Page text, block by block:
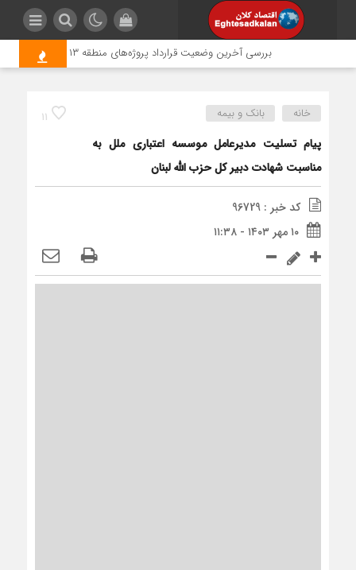
بررسی آخرین وضعیت قرارداد پروژه‌های منطقه ۱۳ بومی‌سازی شفت درایو ۵متری فایبرکربن برای
11 خانه بانک و بیمه
پیام تسلیت مدیرعامل موسسه اعتباری ملل به
مناسبت شهادت دبیر کل حزب الله لبنان
کد خبر : 96729
۱۰ مهر ۱۴۰۳ - ۱۱:۳۸